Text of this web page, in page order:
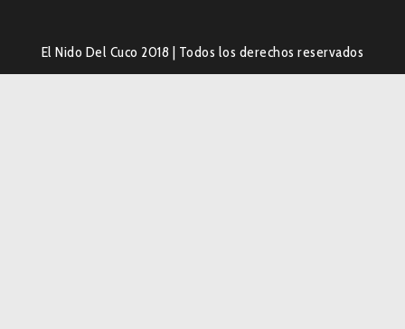
El Nido Del Cuco 2018 | Todos los derechos reservados